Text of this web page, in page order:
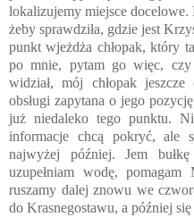
lokalizujemy miejsce
żeby sprawdziła, gdzie jest
punkt wjeżdża chłopak, który
po mnie, pytam go więc,
widział, mój chłopak
obsługi zapytana o jego
już niedaleko tego punktu.
informacje chcą pokryć, ale
najwyżej później. Jem
uzupełniam wodę,
ruszamy dalej znowu we
do Krasnegostawu, a później się